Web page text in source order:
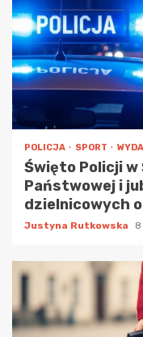
POLICJA SPORT
Święto Policji w
Państwowej i
dzielnicowych
Justyna Rutkowska